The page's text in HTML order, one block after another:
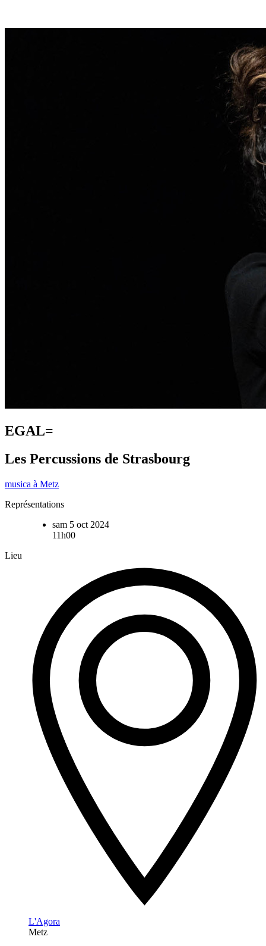
EGAL=
Les Percussions de Strasbourg
musica à Metz
Représentations
sam 5 oct 2024
11h00
Lieu
L'Agora
Metz